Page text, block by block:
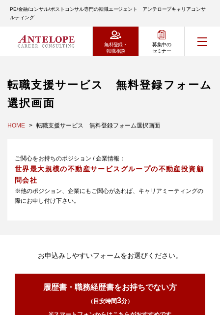
PE/金融/コンサル/ポストコンサル専門の転職エージェント アンテロープキャリアコンサ
ルティング
無料登録・
転職相談
募集中の
セミナー
転職支援サービス 無料登録フォーム
選択画面
HOME 転職支援サービス 無料登録フォーム選択画面
ご関心をお持ちのポジション / 企業情報：
世界最大規模の不動産サービスグループの不動産投資顧
問会社
※他のポジション、企業にもご関心があれば、キャリアミーティングの
際にお申し付け下さい。
お申込みしやすいフォームをお選びください。
履歴書・職務経歴書をお持ちでない方
（目安時間3分）